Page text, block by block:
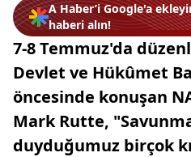
A Haber’i Google'a
haberi alın!
7-8 Temmuz'da
Devlet ve Hükûmet
öncesinde konuşan
Mark Rutte,
duyduğumuz birçok